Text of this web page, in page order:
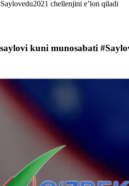
chellenjini e’lon qiladi
kuni munosabati